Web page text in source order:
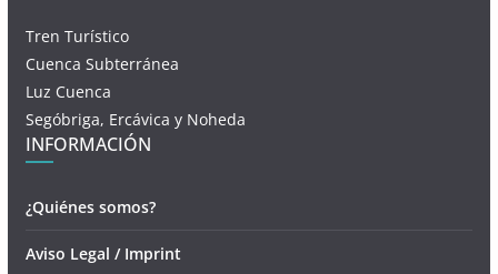
Tren Turístico
Cuenca Subterránea
Luz Cuenca
Segóbriga, Ercávica y Noheda
INFORMACIÓN
¿Quiénes somos?
Aviso Legal / Imprint